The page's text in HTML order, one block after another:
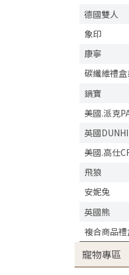
德國雙人
象印
康寧
碳纖維禮盒
鍋寶
美國.派克
英國
美國.高仕
飛狼
安妮兔
英國熊
複合商品禮
寵物專區